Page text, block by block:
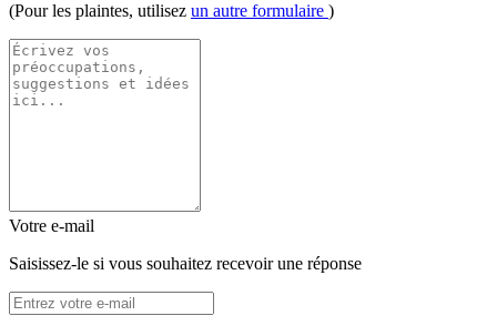
(Pour les plaintes, utilisez un autre formulaire )
Votre e-mail
Saisissez-le si vous souhaitez recevoir une réponse